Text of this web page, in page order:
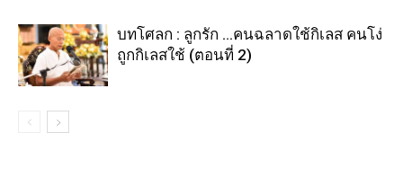
บทโศลก : ลูกรัก …คนฉลาดใช้กิเลส คนโง่
ถูกกิเลสใช้ (ตอนที่ 2)